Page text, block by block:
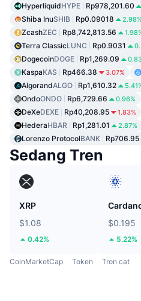
HyperliquidHYPE Rp978,201.60
Shiba InuSHIB Rp0.09018
ZcashZEC Rp8,742,813.56
Terra ClassicLUNC Rp0.9031
DogecoinDOGE Rp1,269.09
KaspaKAS Rp466.38 3.07%
AlgorandALGO Rp1,610.32
OndoONDO Rp6,729.66 0.96%
DeXeDEXE Rp40,208.95 1.83%
HederaHBAR Rp1,281.01 2.87%
Lorenzo ProtocolBANK Rp706.95
Sedang Tren
XRP
$1.08
0.42%
$0.195
5.22%
CoinMarketCap Token Tron cat